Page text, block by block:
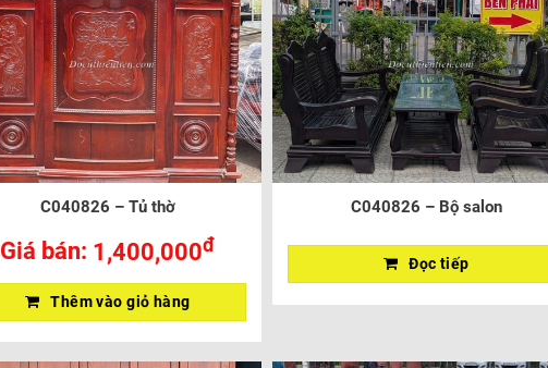
C040826 – Tủ thờ
Giá bán: 1,400,000đ
Thêm vào giỏ hàng
C040826 – Bộ salon
Đọc tiếp